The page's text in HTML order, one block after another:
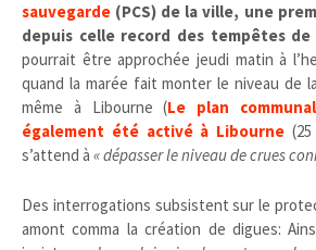
sauvegarde (PCS) de la ville, une
depuis celle record des tempêtes de
pourrait être approchée jeudi matin à
quand la marée fait monter le niveau de
même à Libourne (Le plan
également été activé à Libourne
s’attend à « dépasser le niveau de crues
Des interrogations subsistent sur le
amont comma la création de digues: